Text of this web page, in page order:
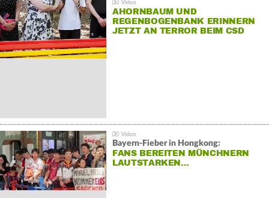
AHORNBAUM UND
REGENBOGENBANK ERINNERN
JETZT AN TERROR BEIM CSD
Bayern-Fieber in Hongkong:
FANS BEREITEN MÜNCHNERN
LAUTSTARKEN…